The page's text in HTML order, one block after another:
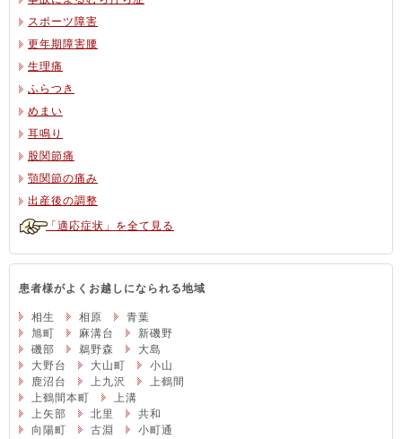
スポーツ障害
更年期障害腰
生理痛
ふらつき
めまい
耳鳴り
股関節痛
顎関節の痛み
出産後の調整
「適応症状」を全て見る
患者様がよくお越しになられる地域
相生 相原
青葉
旭町
麻溝台
新磯野
磯部
鵜野森
大島
大野台
大山町
小山
鹿沼台
上九沢
上鶴間
上鶴間本町
上溝
上矢部
北里
共和
向陽町
古淵
小町通